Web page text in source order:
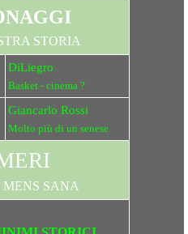
STORIA
DiLiegro
Basket - cinema ?
Giancarlo Rossi
Molto più di un senese
MENS SANA